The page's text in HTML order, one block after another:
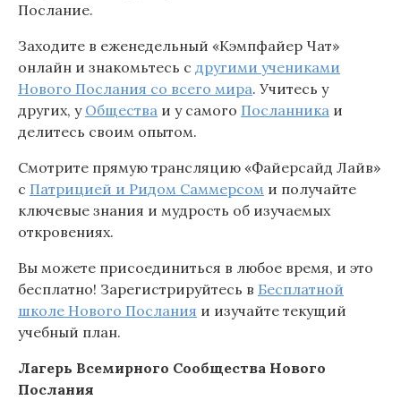
Послание.
Заходите в еженедельный «Кэмпфайер Чат»
онлайн и знакомьтесь с другими учениками
Нового Послания со всего мира. Учитесь у
других, у Общества и у самого Посланника и
делитесь своим опытом.
Смотрите прямую трансляцию «Файерсайд Лайв»
с Патрицией и Ридом Саммерсом и получайте
ключевые знания и мудрость об изучаемых
откровениях.
Вы можете присоединиться в любое время, и это
бесплатно! Зарегистрируйтесь в Бесплатной
школе Нового Послания и изучайте текущий
учебный план.
Лагерь Всемирного Сообщества Нового
Послания